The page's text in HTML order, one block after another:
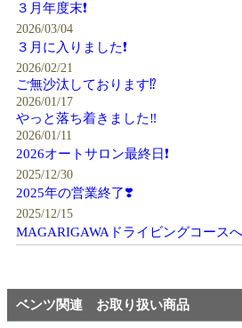
３月年度末❗️
2026/03/04
３月に入りました❗️
2026/02/21
ご無沙汰しております⁉️
2026/01/17
やっと落ち着きました‼️
2026/01/11
2026オートサロン最終日❗️
2025/12/30
2025年の営業終了❣️
2025/12/15
MAGARIGAWAドライビングコース
ベンツ関連 お取り扱い商品